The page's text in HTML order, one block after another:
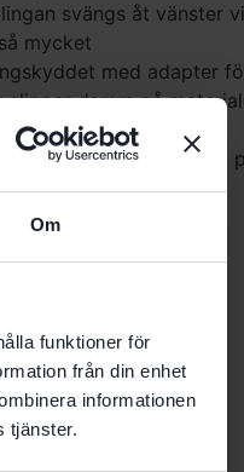
Om
funktioner för
från din enhet
informationen
tjänster.
svängs åt vänster
mycket
med adapter
damm på
förvaring av sågklinga,